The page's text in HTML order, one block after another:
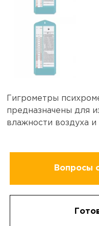
Гигрометры
предназначены для
влажности воздуха
Вопросы